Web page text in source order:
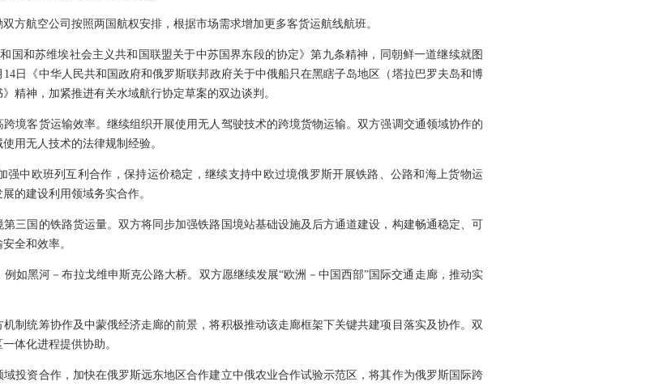
方航空公司按照两国航权安排，根据市场需求增加更多客货运航线航班。
国和苏维埃社会主义共和国联盟关于中苏国界东段的协定》第九条精神，同朝鲜一道继续就图
日《中华人民共和国政府和俄罗斯联邦政府关于中俄船只在黑瞎子岛地区（塔拉巴罗夫岛和博
精神，加紧推进有关水域航行协定草案的双边谈判。
境客货运输效率。继续组织开展使用无人驾驶技术的跨境货物运输。双方强调交通领域协作的
用无人技术的法律规制经验。
强中欧班列互利合作，保持运价稳定，继续支持中欧过境俄罗斯开展铁路、公路和海上货物运
的建设利用领域务实合作。
三国的铁路货运量。双方将同步加强铁路国境站基础设施及后方通道建设，构建畅通稳定、可
全和效率。
如黑河－布拉戈维申斯克公路大桥。双方愿继续发展“欧洲－中国西部”国际交通走廊，推动实
制统筹协作及中蒙俄经济走廊的前景，将积极推动该走廊框架下关键共建项目落实及协作。双
体化进程提供协助。
投资合作，加快在俄罗斯远东地区合作建立中俄农业合作试验示范区，将其作为俄罗斯国际跨